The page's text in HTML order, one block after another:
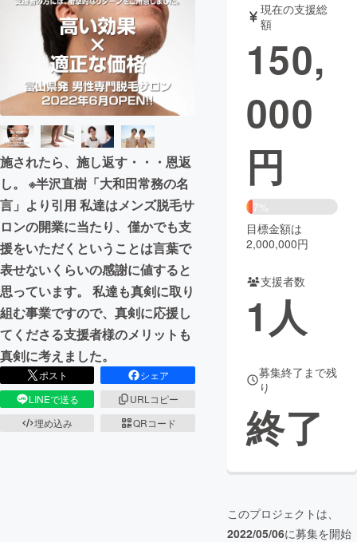
テクノロジー・ガジェット
映像・映画 書籍・雑誌
ビジネス・起業 チャレンジ
まちづくり・地域活性化
CAMPFIRE for Social Good CAMPFIRE Creation
CAMPFIREふるさと納税machi-ya コミュニティ
施されたら、施し返す・・・恩返
し。 ※半沢直樹「大和田常務の名
言」より引用 私達はメンズ脱毛サ
ロンの開業に当たり、僅かでも支
援をいただくということは言葉で
表せないくらいの感謝に値すると
思っています。 私達も真剣に取り
組む事業ですので、真剣に応援し
てくださる支援者様のメリットも
真剣に考えました。
ポスト
シェア
LINEで送る
URLコピー
埋め込み
QRコード
現在の支援総
額
150,
000
円
7%
目標金額は
2,000,000円
支援者数
1人
募集終了まで残
り
終了
このプロジェクトは、
2022/05/06に募集を開始